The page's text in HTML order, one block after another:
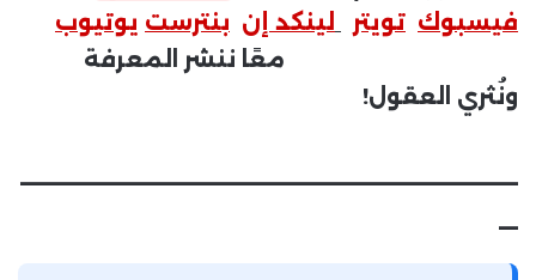
فيسبوك تويتر لينكد إن بنترست يوتيوب
معًا ننشر المعرفة
ونُثري العقول!